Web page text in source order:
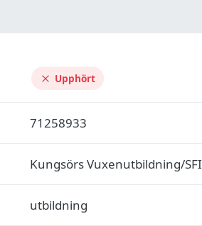
Upphört
71258933
Kungsörs Vuxenutbildning/SFI
utbildning